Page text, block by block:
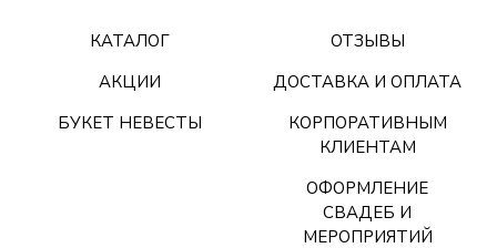
КАТАЛОГ
АКЦИИ
БУКЕТ НЕВЕСТЫ
ОТЗЫВЫ
ДОСТАВКА И ОПЛАТА
КОРПОРАТИВНЫМ
КЛИЕНТАМ
ОФОРМЛЕНИЕ
СВАДЕБ И
МЕРОПРИЯТИЙ